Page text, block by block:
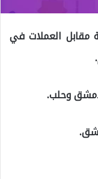
مقابل العملات في
وحلب.